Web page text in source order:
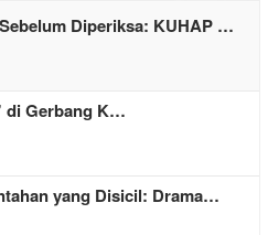
Diperiksa: KUHAP …
di Gerbang K…
yang Disicil: Drama…